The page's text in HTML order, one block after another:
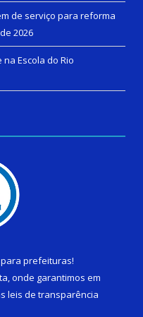
de serviço para reforma
2026
na Escola do Rio
prefeituras!
onde garantimos em
leis de transparência